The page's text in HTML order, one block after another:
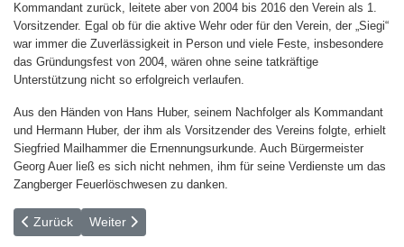
Kommandant zurück, leitete aber von 2004 bis 2016 den Verein als 1.
Vorsitzender. Egal ob für die aktive Wehr oder für den Verein, der „Siegi“
war immer die Zuverlässigkeit in Person und viele Feste, insbesondere
das Gründungsfest von 2004, wären ohne seine tatkräftige
Unterstützung nicht so erfolgreich verlaufen.
Aus den Händen von Hans Huber, seinem Nachfolger als Kommandant
und Hermann Huber, der ihm als Vorsitzender des Vereins folgte, erhielt
Siegfried Mailhammer die Ernennungsurkunde. Auch Bürgermeister
Georg Auer ließ es sich nicht nehmen, ihm für seine Verdienste um das
Zangberger Feuerlöschwesen zu danken.
Vorheriger Beitrag: Digitale Zusatzalarmierung in Eigenleistung
Zurück Nächster Beitrag: Wie wird eigentlich das Bier
Weiter